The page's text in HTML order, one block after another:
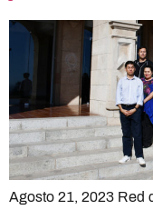
Agosto 21, 2023 Red